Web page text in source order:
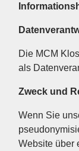
Die MCM
als
Zweck und
Wenn Sie
Website über